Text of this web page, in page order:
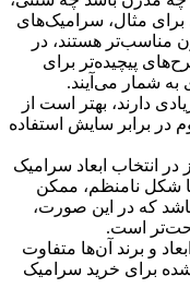
برای مثال، سرامیک‌های
مناسب‌تر هستند، در
پیچیده‌تر برای
شمار می‌آیند.
دارند، بهتر است از
در برابر سایش استفاده
انتخاب ابعاد سرامیک
شکل نامنظم، ممکن
که در این صورت،
است.
و برند آن‌ها متفاوت
برای خرید سرامیک